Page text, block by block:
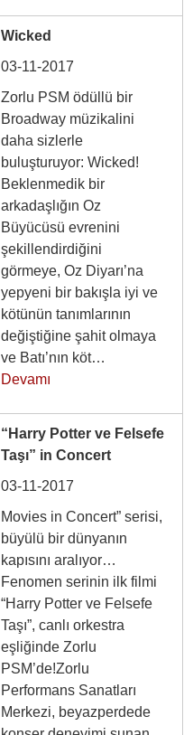
Wicked
03-11-2017
Zorlu PSM ödüllü bir
Broadway müzikalini
daha sizlerle
buluşturuyor: Wicked!
Beklenmedik bir
arkadaşlığın Oz
Büyücüsü evrenini
şekillendirdiğini
görmeye, Oz Diyarı’na
yepyeni bir bakışla iyi ve
kötünün tanımlarının
değiştiğine şahit olmaya
ve Batı’nın köt…
Devamı
“Harry Potter ve Felsefe
Taşı” in Concert
03-11-2017
Movies in Concert” serisi,
büyülü bir dünyanın
kapısını aralıyor…
Fenomen serinin ilk filmi
“Harry Potter ve Felsefe
Taşı”, canlı orkestra
eşliğinde Zorlu
PSM’de!Zorlu
Performans Sanatları
Merkezi, beyazperdede